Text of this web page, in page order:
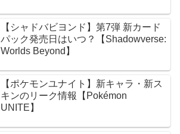
【シャドバビヨンド】第7弾 新カード
パック発売日はいつ？【Shadowverse:
Worlds Beyond】
【ポケモンユナイト】新キャラ・新ス
キンのリーク情報【Pokémon
UNITE】